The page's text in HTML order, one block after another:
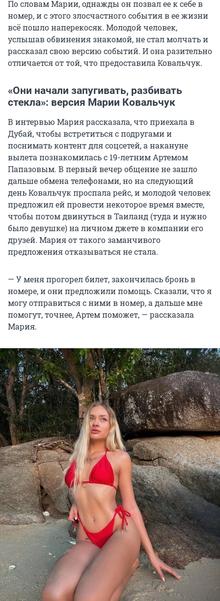
По словам Марии, однажды он позвал ее к себе в
номер, и с этого злосчастного события в ее жизни
всё пошло наперекосяк. Молодой человек,
услышав обвинения знакомой, не стал молчать и
рассказал свою версию событий. И она разительно
отличается от той, что предоставила Ковальчук.
«Они начали запугивать, разбивать
стекла»: версия Марии Ковальчук
В интервью Мария рассказала, что приехала в
Дубай, чтобы встретиться с подругами и
поснимать контент для соцсетей, а накануне
вылета познакомилась с 19-летним Артемом
Папазовым. В первый вечер общение не зашло
дальше обмена телефонами, но на следующий
день Ковальчук проспала рейс, и молодой человек
предложил ей провести некоторое время вместе,
чтобы потом двинуться в Таиланд (туда и нужно
было девушке) на личном джете в компании его
друзей. Мария от такого заманчивого
предложения отказываться не стала.
— У меня прогорел билет, закончилась бронь в
номере, и они предложили помощь. Сказали, что я
могу отправиться с ними в номер, а дальше мне
помогут, точнее, Артем поможет, — рассказала
Мария.